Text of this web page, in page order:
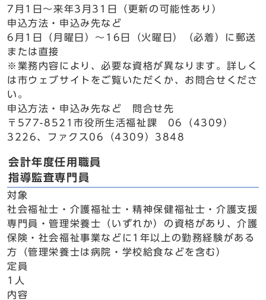
7月1日～来年3月31日（更新の可能性あり）
申込方法・申込み先など
6月1日（月曜日）～16日（火曜日）（必着）に郵送
または直接
※業務内容により、必要な資格が異なります。詳しく
は市ウェブサイトをご覧いただくか、お問合せくださ
い。
申込方法・申込み先など 問合せ先
〒577-8521市役所生活福祉課 06（4309）
3226、ファクス06（4309）3848
会計年度任用職員
指導監査専門員
対象
社会福祉士・介護福祉士・精神保健福祉士・介護支援
専門員・管理栄養士（いずれか）の資格があり、介護
保険・社会福祉事業などに1年以上の勤務経験がある
方（管理栄養士は病院・学校給食などを含む）
定員
1人
内容